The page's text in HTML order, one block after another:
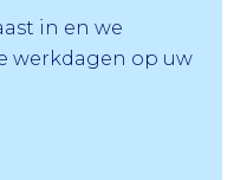
in en we
werkdagen op uw